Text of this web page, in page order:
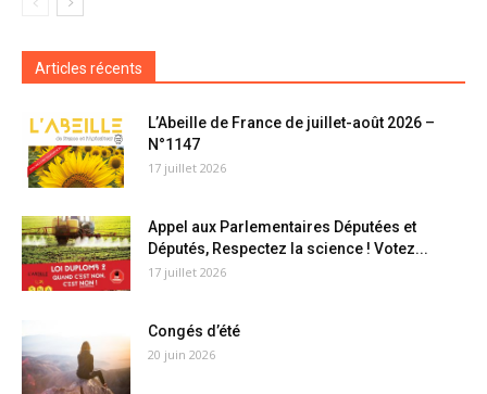
Articles récents
L’Abeille de France de juillet-août 2026 –
N°1147
17 juillet 2026
Appel aux Parlementaires Députées et
Députés, Respectez la science ! Votez...
17 juillet 2026
Congés d’été
20 juin 2026